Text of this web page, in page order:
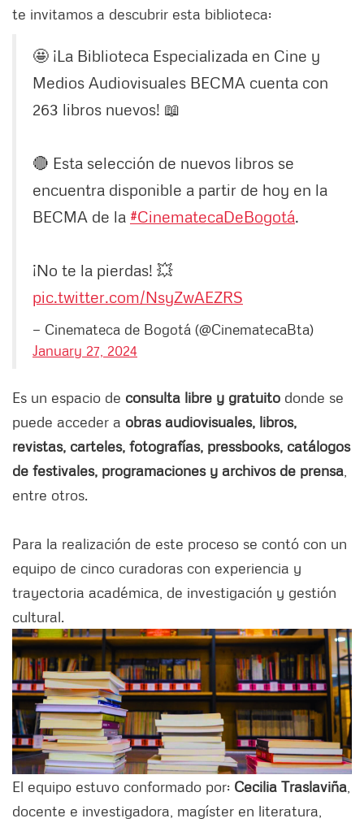
te invitamos a descubrir esta biblioteca:
🤩 ¡La Biblioteca Especializada en Cine y
Medios Audiovisuales BECMA cuenta con
263 libros nuevos! 📖
🔴 Esta selección de nuevos libros se
encuentra disponible a partir de hoy en la
BECMA de la #CinematecaDeBogotá.
¡No te la pierdas! 💥
pic.twitter.com/NsyZwAEZRS
— Cinemateca de Bogotá (@CinematecaBta)
January 27, 2024
Es un espacio de consulta libre y gratuito donde se
puede acceder a obras audiovisuales, libros,
revistas, carteles, fotografías, pressbooks, catálogos
de festivales, programaciones y archivos de prensa
entre otros.
Para la realización de este proceso se contó con un
equipo de cinco curadoras con experiencia y
trayectoria académica, de investigación y gestión
cultural.
El equipo estuvo conformado por: Cecilia Traslaviña
docente e investigadora, magíster en literatura,